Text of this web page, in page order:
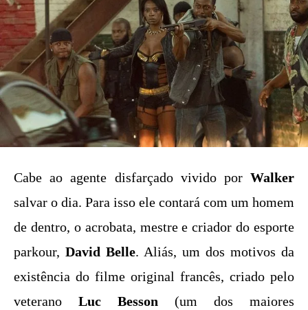
Cabe ao agente disfarçado vivido porWalker
salvar o dia. Para isso ele contará com um homem
de dentro, o acrobata, mestre e criador do esporte
parkour, David Belle. Aliás, um dos motivos da
existência do filme original francês, criado pelo
veterano Luc Besson (um dos maiores